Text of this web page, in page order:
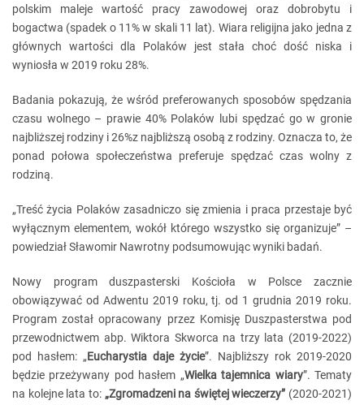
polskim maleje wartość pracy zawodowej oraz dobrobytu i
bogactwa (spadek o 11% w skali 11 lat). Wiara religijna jako jedna z
głównych wartości dla Polaków jest stała choć dość niska i
wyniosła w 2019 roku 28%.
Badania pokazują, że wśród preferowanych sposobów spędzania
czasu wolnego – prawie 40% Polaków lubi spędzać go w gronie
najbliższej rodziny i 26%z najbliższą osobą z rodziny. Oznacza to, że
ponad połowa społeczeństwa preferuje spędzać czas wolny z
rodziną.
„Treść życia Polaków zasadniczo się zmienia i praca przestaje być
wyłącznym elementem, wokół którego wszystko się organizuje” –
powiedział Sławomir Nawrotny podsumowując wyniki badań.
Nowy program duszpasterski Kościoła w Polsce zacznie
obowiązywać od Adwentu 2019 roku, tj. od 1 grudnia 2019 roku.
Program został opracowany przez Komisję Duszpasterstwa pod
przewodnictwem abp. Wiktora Skworca na trzy lata (2019-2022)
pod hasłem: „Eucharystia daje życie”. Najbliższy rok 2019-2020
będzie przeżywany pod hasłem „Wielka tajemnica wiary”. Tematy
na kolejne lata to: „Zgromadzeni na świętej wieczerzy” (2020-2021)